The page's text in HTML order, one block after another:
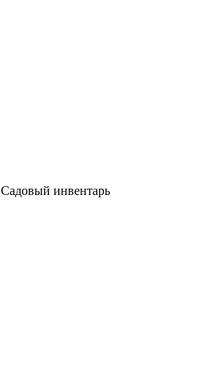
Садовый инвентарь